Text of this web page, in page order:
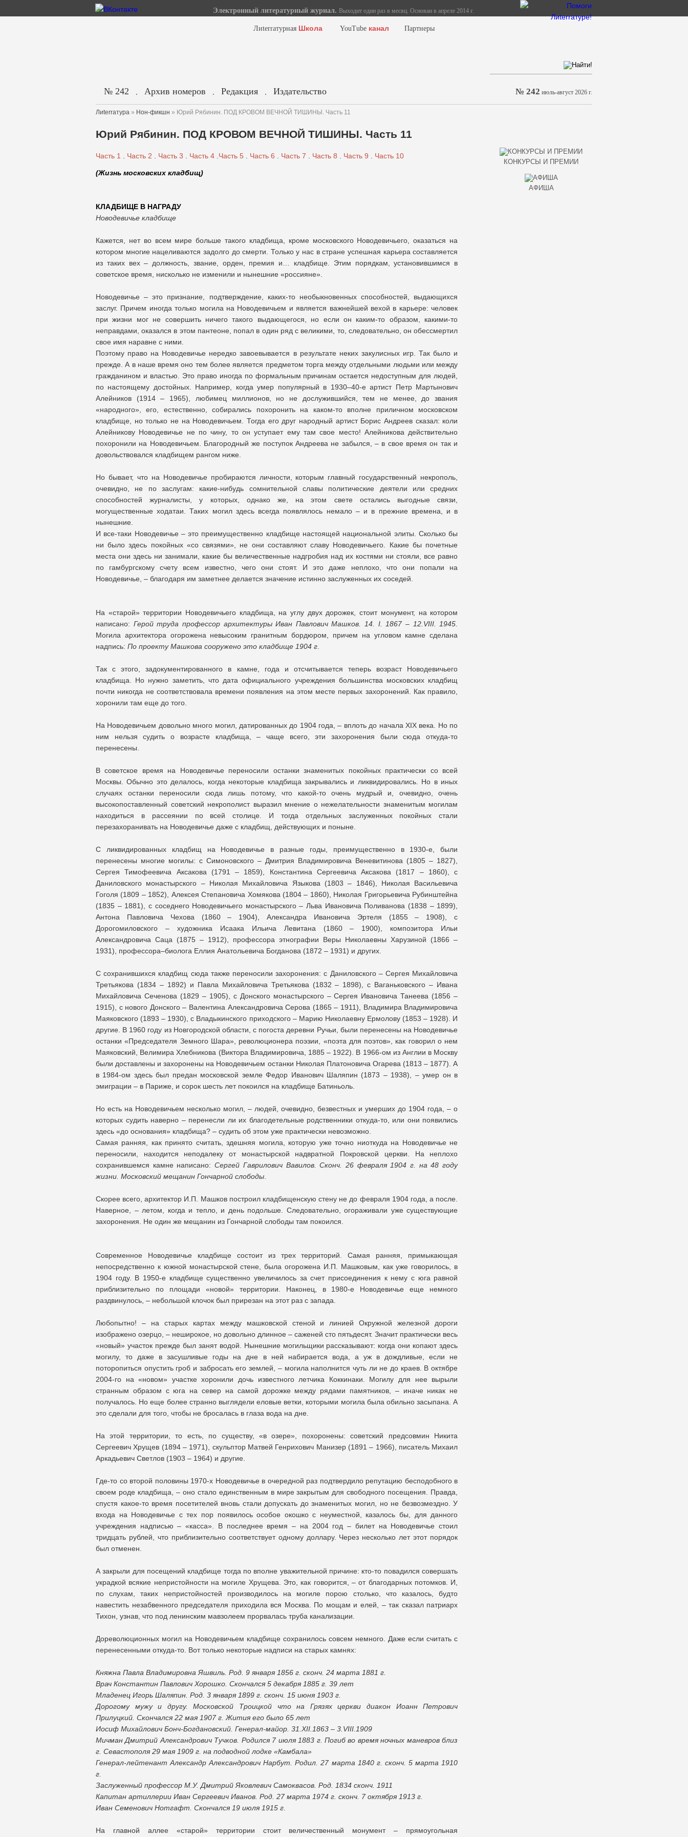
Электронный литературный журнал. Выходит один раз в месяц. Основан в апреле 2014 г.
Лиterraтурная Школа YouTube канал Партнеры
№ 242 . Архив номеров . Редакция . Издательство № 242 июль-август 2026 г.
Лиterraтура » Нон-фикшн » Юрий Рябинин. ПОД КРОВОМ ВЕЧНОЙ ТИШИНЫ. Часть 11
Юрий Рябинин. ПОД КРОВОМ ВЕЧНОЙ ТИШИНЫ. Часть 11
Часть 1 Часть 2 Часть 3 Часть 4 Часть 5 Часть 6 Часть 7 Часть 8 Часть 9 Часть 10
(Жизнь московских кладбищ)
КЛАДБИЩЕ В НАГРАДУ
Новодевичье кладбище
Кажется, нет во всем мире больше такого кладбища, кроме московского Новодевичьего, оказаться на
котором многие нацеливаются задолго до смерти. Только у нас в стране успешная карьера составляется
из таких вех – должность, звание, орден, премия и… кладбище. Этим порядкам, установившимся в
советское время, нисколько не изменили и нынешние «россияне».
Новодевичье – это признание, подтверждение, каких-то необыкновенных способностей, выдающихся
заслуг. Причем иногда только могила на Новодевичьем и является важнейшей вехой в карьере: человек
при жизни мог не совершить ничего такого выдающегося, но если он каким-то образом, какими-то
неправдами, оказался в этом пантеоне, попал в один ряд с великими, то, следовательно, он обессмертил
свое имя наравне с ними.
Поэтому право на Новодевичье нередко завоевывается в результате неких закулисных игр. Так было и
прежде. А в наше время оно тем более является предметом торга между отдельными людьми или между
гражданином и властью. Это право иногда по формальным причинам остается недоступным для людей,
по настоящему достойных. Например, когда умер популярный в 1930–40-е артист Петр Мартынович
Алейников (1914 – 1965), любимец миллионов, но не дослужившийся, тем не менее, до звания
«народного», его, естественно, собирались похоронить на каком-то вполне приличном московском
кладбище, но только не на Новодевичьем. Тогда его друг народный артист Борис Андреев сказал: коли
Алейникову Новодевичье не по чину, то он уступает ему там свое место! Алейникова действительно
похоронили на Новодевичьем. Благородный же поступок Андреева не забылся, – в свое время он так и
довольствовался кладбищем рангом ниже.
Но бывает, что на Новодевичье пробираются личности, которым главный государственный некрополь,
очевидно, не по заслугам: какие-нибудь сомнительной славы политические деятели или средних
способностей журналисты, у которых, однако же, на этом свете остались выгодные связи,
могущественные ходатаи. Таких могил здесь всегда появлялось немало – и в прежние времена, и в
нынешние.
И все-таки Новодевичье – это преимущественно кладбище настоящей национальной элиты. Сколько бы
ни было здесь покойных «со связями», не они составляют славу Новодевичьего. Какие бы почетные
места они здесь ни занимали, какие бы величественные надгробия над их костями ни стояли, все равно
по гамбургскому счету всем известно, чего они стоят. И это даже неплохо, что они попали на
Новодевичье, – благодаря им заметнее делается значение истинно заслуженных их соседей.
На «старой» территории Новодевичьего кладбища, на углу двух дорожек, стоит монумент, на котором
написано: Герой труда профессор архитектуры Иван Павлович Машков. 14. I. 1867 – 12.VIII. 1945
Могила архитектора огорожена невысоким гранитным бордюром, причем на угловом камне сделана
надпись: По проекту Машкова сооружено это кладбище 1904 г
Так с этого, задокументированного в камне, года и отсчитывается теперь возраст Новодевичьего
кладбища. Но нужно заметить, что дата официального учреждения большинства московских кладбищ
почти никогда не соответствовала времени появления на этом месте первых захоронений. Как правило,
хоронили там еще до того.
На Новодевичьем довольно много могил, датированных до 1904 года, – вплоть до начала XIX века. Но по
ним нельзя судить о возрасте кладбища, – чаще всего, эти захоронения были сюда откуда-то
перенесены.
В советское время на Новодевичье переносили останки знаменитых покойных практически со всей
Москвы. Обычно это делалось, когда некоторые кладбища закрывались и ликвидировались. Но в иных
случаях останки переносили сюда лишь потому, что какой-то очень мудрый и, очевидно, очень
высокопоставленный советский некрополист выразил мнение о нежелательности знаменитым могилам
находиться в рассеянии по всей столице. И тогда отдельных заслуженных покойных стали
перезахоранивать на Новодевичье даже с кладбищ, действующих и поныне.
С ликвидированных кладбищ на Новодевичье в разные годы, преимущественно в 1930-е, были
перенесены многие могилы: с Симоновского – Дмитрия Владимировича Веневитинова (1805 – 1827),
Сергея Тимофеевича Аксакова (1791 – 1859), Константина Сергеевича Аксакова (1817 – 1860), с
Даниловского монастырского – Николая Михайловича Языкова (1803 – 1846), Николая Васильевича
Гоголя (1809 – 1852), Алексея Степановича Хомякова (1804 – 1860), Николая Григорьевича Рубинштейна
(1835 – 1881), с соседнего Новодевичьего монастырского – Льва Ивановича Поливанова (1838 – 1899),
Антона Павловича Чехова (1860 – 1904), Александра Ивановича Эртеля (1855 – 1908), с
Дорогомиловского – художника Исаака Ильича Левитана (1860 – 1900), композитора Ильи
Александровича Саца (1875 – 1912), профессора этнографии Веры Николаевны Харузиной (1866 –
1931), профессора–биолога Еллия Анатольевича Богданова (1872 – 1931) и других.
С сохранившихся кладбищ сюда также переносили захоронения: с Даниловского – Сергея Михайловича
Третьякова (1834 – 1892) и Павла Михайловича Третьякова (1832 – 1898), с Ваганьковского – Ивана
Михайловича Сеченова (1829 – 1905), с Донского монастырского – Сергея Ивановича Танеева (1856 –
1915), с нового Донского – Валентина Александровича Серова (1865 – 1911), Владимира Владимировича
Маяковского (1893 – 1930), с Владыкинского приходского – Марию Николаевну Ермолову (1853 – 1928). И
другие. В 1960 году из Новгородской области, с погоста деревни Ручьи, были перенесены на Новодевичье
останки «Председателя Земного Шара», революционера поэзии, «поэта для поэтов», как говорил о нем
Маяковский, Велимира Хлебникова (Виктора Владимировича, 1885 – 1922). В 1966-ом из Англии в Москву
были доставлены и захоронены на Новодевичьем останки Николая Платоновича Огарева (1813 – 1877). А
в 1984-ом здесь был предан московской земле Федор Иванович Шаляпин (1873 – 1938), – умер он в
эмиграции – в Париже, и сорок шесть лет покоился на кладбище Батиньоль.
Но есть на Новодевичьем несколько могил, – людей, очевидно, безвестных и умерших до 1904 года, – о
которых судить наверно – перенесли ли их благодетельные родственники откуда-то, или они появились
здесь «до основания» кладбища? – судить об этом уже практически невозможно.
Самая ранняя, как принято считать, здешняя могила, которую уже точно ниоткуда на Новодевичье не
переносили, находится неподалеку от монастырской надвратной Покровской церкви. На неплохо
сохранившемся камне написано:Сергей Гаврилович Вавилов. Сконч. 26 февраля 1904 г. на 48 году
жизни. Московский мещанин Гончарной слободы
Скорее всего, архитектор И.П. Машков построил кладбищенскую стену не до февраля 1904 года, а после.
Наверное, – летом, когда и тепло, и день подольше. Следовательно, огораживали уже существующие
захоронения. Не один же мещанин из Гончарной слободы там покоился.
Современное Новодевичье кладбище состоит из трех территорий. Самая ранняя, примыкающая
непосредственно к южной монастырской стене, была огорожена И.П. Машковым, как уже говорилось, в
1904 году. В 1950-е кладбище существенно увеличилось за счет присоединения к нему с юга равной
приблизительно по площади «новой» территории. Наконец, в 1980-е Новодевичье еще немного
раздвинулось, – небольшой клочок был прирезан на этот раз с запада.
Любопытно! – на старых картах между машковской стеной и линией Окружной железной дороги
изображено озерцо, – неширокое, но довольно длинное – саженей сто пятьдесят. Значит практически весь
«новый» участок прежде был занят водой. Нынешние могильщики рассказывают: когда они копают здесь
могилу, то даже в засушливые годы на дне в ней набирается вода, а уж в дождливые, если не
поторопиться опустить гроб и забросать его землей, – могила наполнится чуть ли не до краев. В октябре
2004-го на «новом» участке хоронили дочь известного летчика Коккинаки. Могилу для нее вырыли
странным образом с юга на север на самой дорожке между рядами памятников, – иначе никак не
получалось. Но еще более странно выглядели еловые ветки, которыми могила была обильно засыпана. А
это сделали для того, чтобы не бросалась в глаза вода на дне.
На этой территории, то есть, по существу, «в озере», похоронены: советский предсовмин Никита
Сергеевич Хрущев (1894 – 1971), скульптор Матвей Генрихович Манизер (1891 – 1966), писатель Михаил
Аркадьевич Светлов (1903 – 1964) и другие.
Где-то со второй половины 1970-х Новодевичье в очередной раз подтвердило репутацию бесподобного в
своем роде кладбища, – оно стало единственным в мире закрытым для свободного посещения. Правда,
спустя какое-то время посетителей вновь стали допускать до знаменитых могил, но не безвозмездно. У
входа на Новодевичье с тех пор появилось особое окошко с неуместной, казалось бы, для данного
учреждения надписью – «касса». В последнее время – на 2004 год – билет на Новодевичье стоил
тридцать рублей, что приблизительно соответствует одному доллару. Через несколько лет этот порядок
был отменен.
А закрыли для посещений кладбище тогда по вполне уважительной причине: кто-то повадился совершать
украдкой всякие непристойности на могиле Хрущева. Это, как говорится, – от благодарных потомков. И,
по слухам, таких непристойностей производилось на могиле порою столько, что казалось, будто
навестить незабвенного председателя приходила вся Москва. По мощам и елей, – так сказал патриарх
Тихон, узнав, что под ленинским мавзолеем прорвалась труба канализации.
Дореволюционных могил на Новодевичьем кладбище сохранилось совсем немного. Даже если считать с
перенесенными откуда-то. Вот только некоторые надписи на старых камнях:
Княжна Павла Владимировна Яшвиль. Род. 9 января 1856 г. сконч. 24 марта 1881 г.
Врач Константин Павлович Хорошко. Скончался 5 декабря 1885 г. 39 лет
Младенец Игорь Шаляпин. Род. 3 января 1899 г. сконч. 15 июня 1903 г.
Дорогому мужу и другу. Московской Троицкой что на Грязях церкви диакон Иоанн Петрович
Прилуцкий. Скончался 22 мая 1907 г. Жития его было 65 лет
Иосиф Михайлович Бонч-Богдановский. Генерал-майор. 31.XII.1863 – 3.VIII.1909
Мичман Дмитрий Александрович Тучков. Родился 7 июля 1883 г. Погиб во время ночных маневров близ
г. Севастополя 29 мая 1909 г. на подводной лодке «Камбала»
Генерал-лейтенант Александр Александрович Нарбут. Родил. 27 марта 1840 г. сконч. 5 марта 1910
г.
Заслуженный профессор М.У. Дмитрий Яковлевич Самоквасов. Род. 1834 сконч. 1911
Капитан артиллерии Иван Сергеевич Иванов. Род. 27 марта 1974 г. сконч. 7 октября 1913 г.
Иван Семенович Нотгафт. Скончался 19 июля 1915 г
На главной аллее «старой» территории стоит величественный монумент – прямоугольная
КОНКУРСЫ И ПРЕМИИ
АФИША